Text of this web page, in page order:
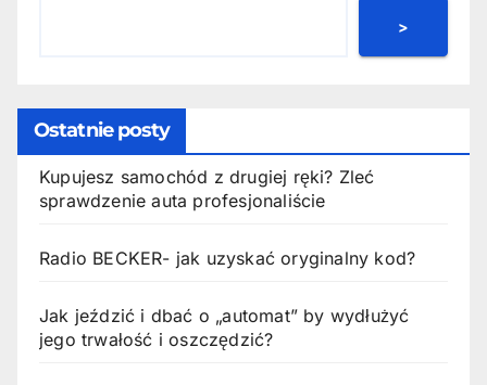
>
Ostatnie posty
Kupujesz samochód z drugiej ręki? Zleć
sprawdzenie auta profesjonaliście
Radio BECKER- jak uzyskać oryginalny kod?
Jak jeździć i dbać o „automat” by wydłużyć
jego trwałość i oszczędzić?